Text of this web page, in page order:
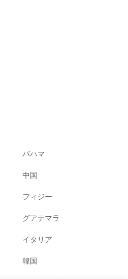
バハマ
中国
フィジー
グアテマラ
イタリア
韓国